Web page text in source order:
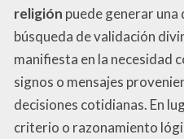
religión puede generar una
búsqueda de validación
manifiesta en la necesidad
signos o mensajes
decisiones cotidianas. En
criterio o razonamiento